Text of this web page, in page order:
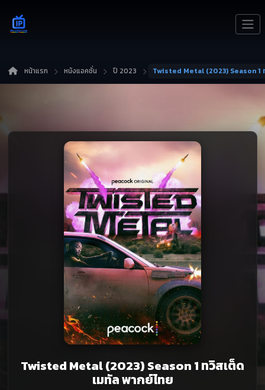
หน้าแรก หนังแอคชั่น ปี 2023
Twisted Metal (2023) Season 1 ทวิสเต็ด
เมทัล พากย์ไทย